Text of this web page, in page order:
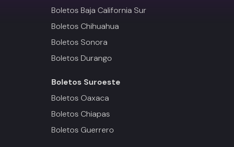
Boletos Baja California Sur
Boletos Chihuahua
Boletos Sonora
Boletos Durango
Boletos Suroeste
Boletos Oaxaca
Boletos Chiapas
Boletos Guerrero